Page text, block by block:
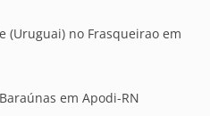
(Uruguai) no Frasqueirao em
em Apodi-RN